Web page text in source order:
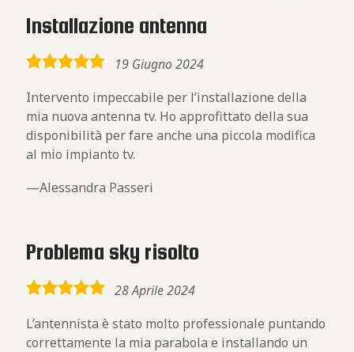
Installazione antenna
5,0
19 Giugno 2024
Intervento impeccabile per l’installazione della
mia nuova antenna tv. Ho approfittato della sua
disponibilità per fare anche una piccola modifica
al mio impianto tv.
Alessandra Passeri
Problema sky risolto
5,0
28 Aprile 2024
L’antennista è stato molto professionale puntando
correttamente la mia parabola e installando un